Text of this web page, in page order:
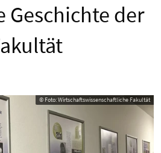
Geschichte der
© Foto: Wirtschaftswissenschaftliche Fakultät